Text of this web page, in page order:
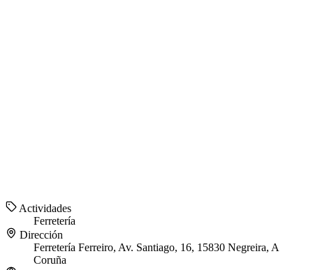
Actividades
Ferretería
Dirección
Ferretería Ferreiro, Av. Santiago, 16, 15830 Negreira, A
Coruña